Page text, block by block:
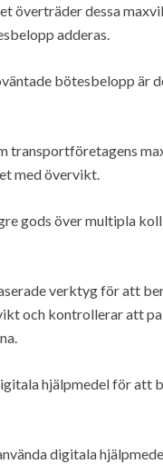
överträder dessa
adderas.
bötesbelopp är
transportföretagens
med övervikt.
gods över multipla
verktyg för att
och kontrollerar att
hjälpmedel för att
digitala